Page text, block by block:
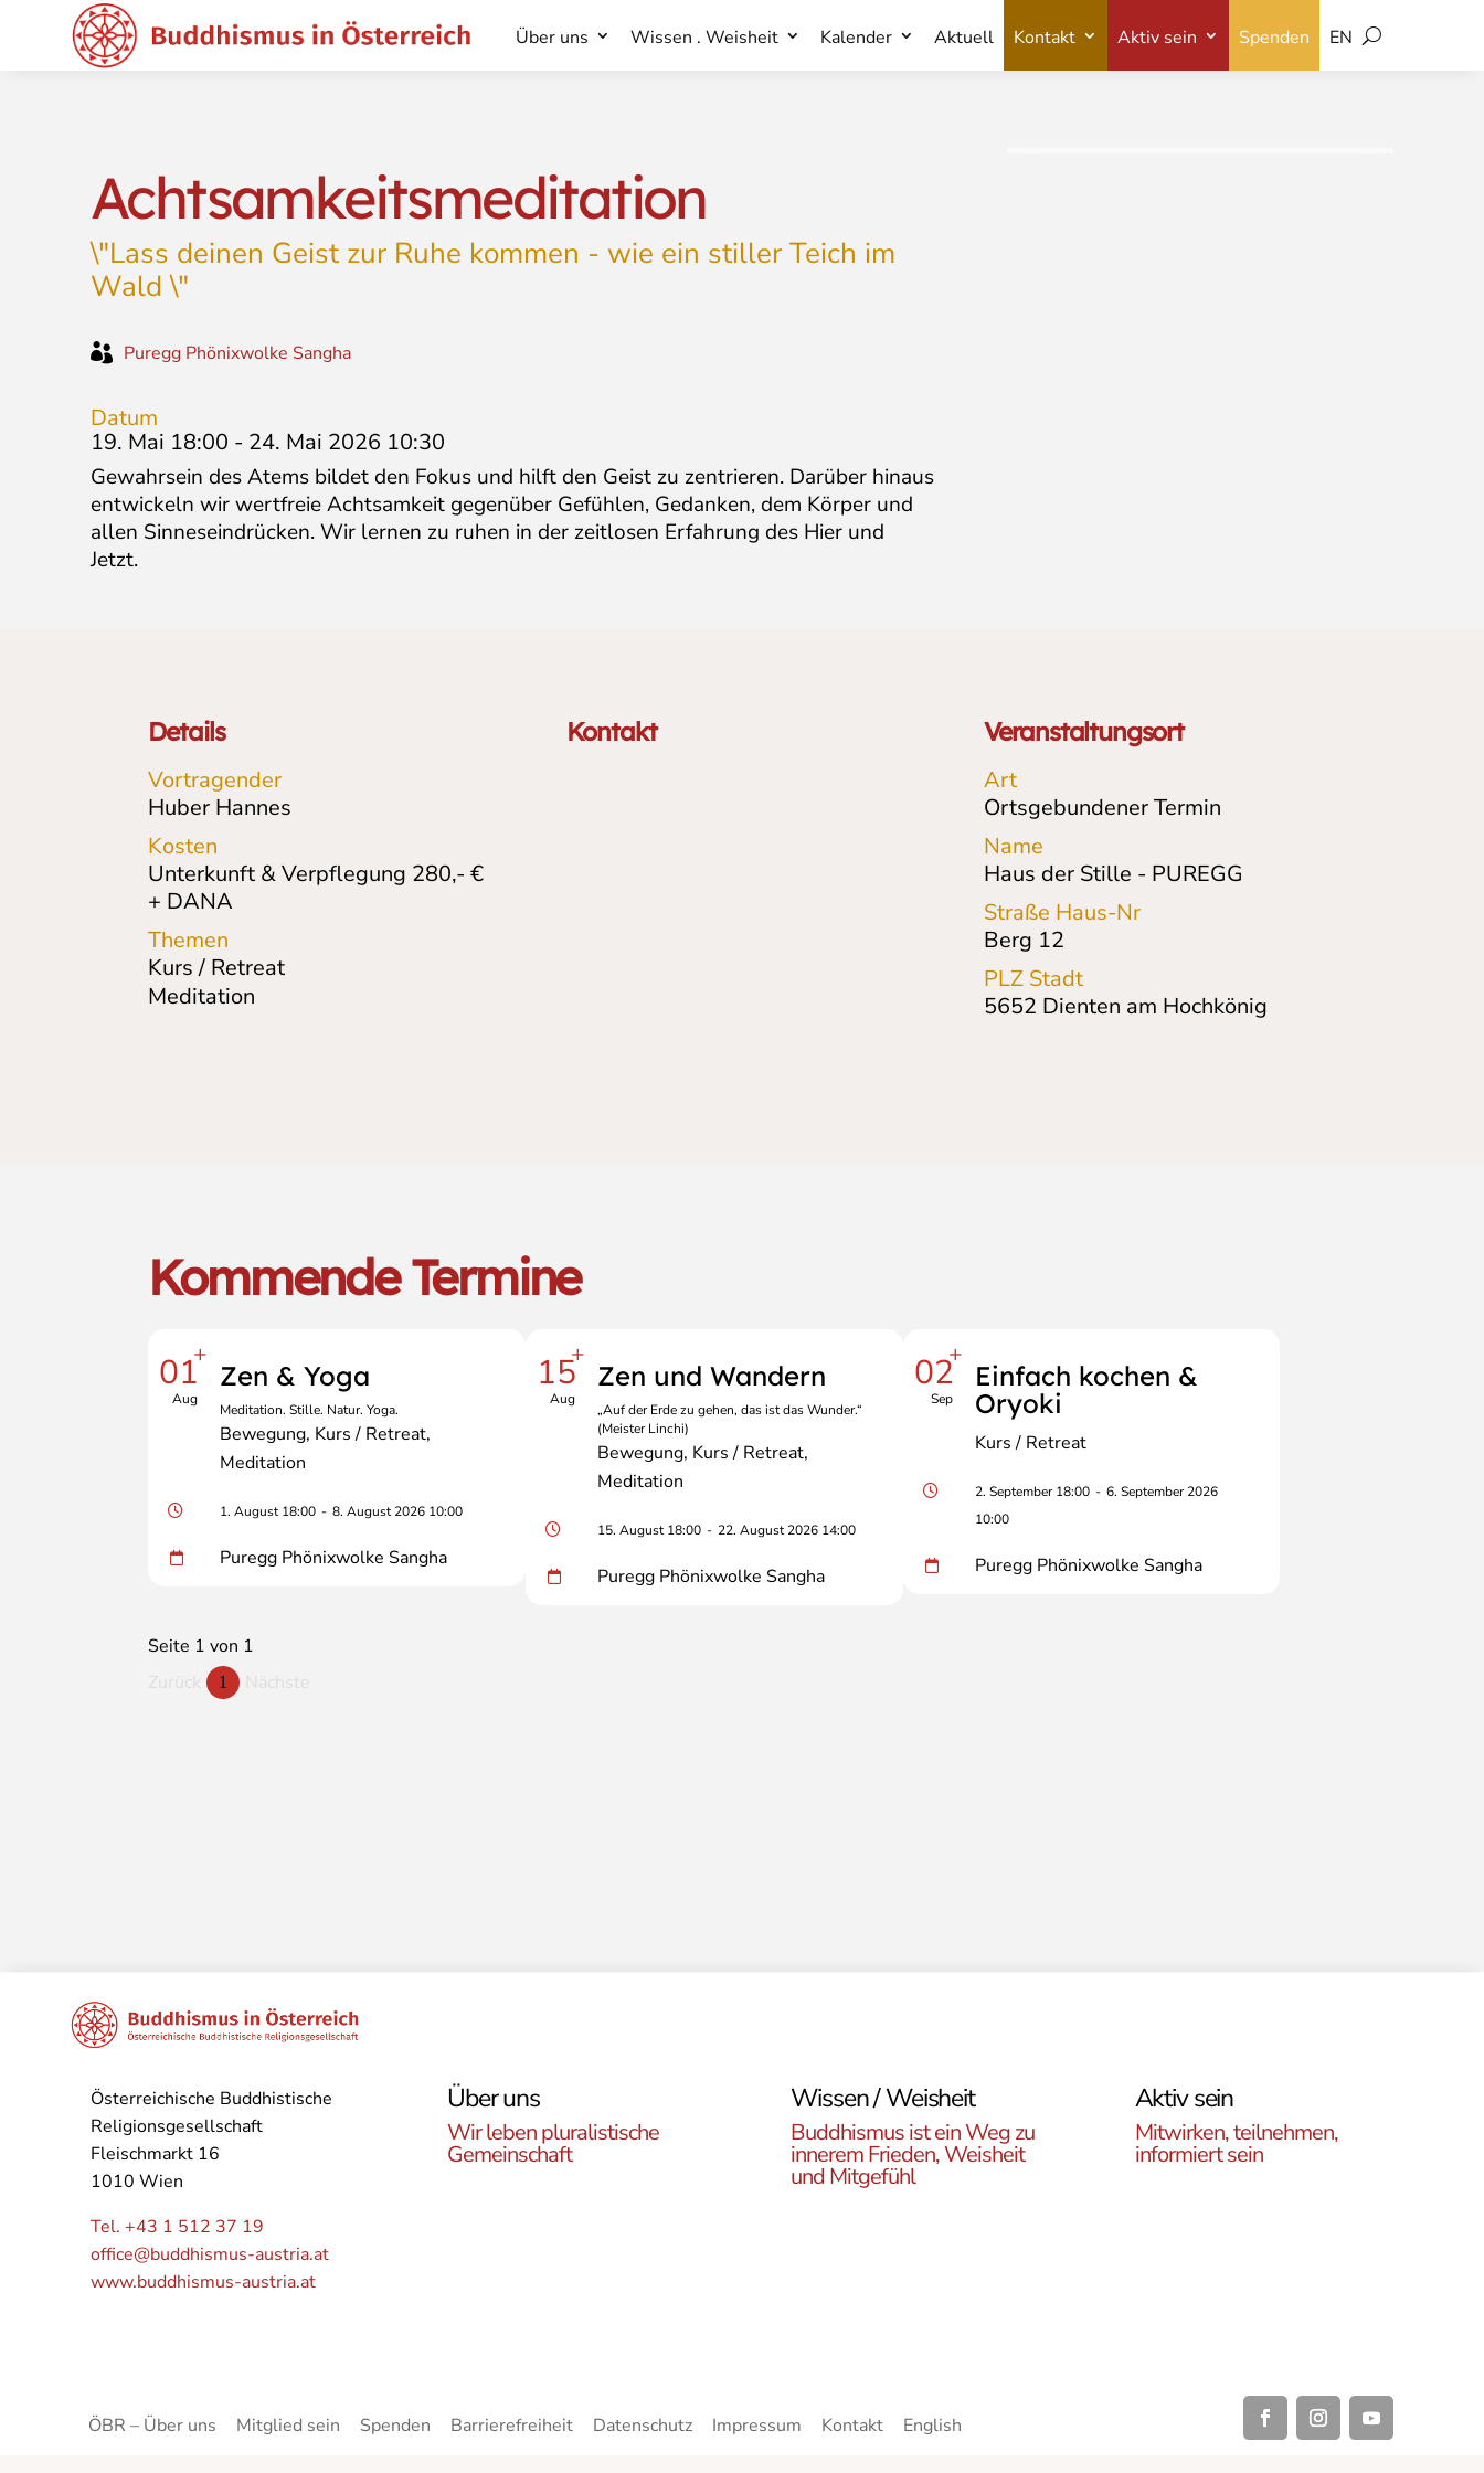
Über uns Wissen . Weisheit Kalender Aktuell Kontakt Aktiv sein Spenden EN
Über uns Wissen . Weisheit Kalender Aktuell Kontakt Aktiv sein Spenden EN
Achtsamkeitsmeditation
\"Lass deinen Geist zur Ruhe kommen - wie ein stiller Teich im
Wald \"
 Puregg Phönixwolke Sangha
Datum
19. Mai 18:00 - 24. Mai 2026 10:30
Gewahrsein des Atems bildet den Fokus und hilft den Geist zu zentrieren. Darüber hinaus
entwickeln wir wertfreie Achtsamkeit gegenüber Gefühlen, Gedanken, dem Körper und
allen Sinneseindrücken. Wir lernen zu ruhen in der zeitlosen Erfahrung des Hier und
Jetzt.
Details
Vortragender
Huber Hannes
Kosten
Unterkunft & Verpflegung 280,- €
+ DANA
Themen
Kurs / Retreat
Meditation
Kontakt Veranstaltungsort
Art
Ortsgebundener Termin
Name
Haus der Stille - PUREGG
Straße Haus-Nr
Berg 12
PLZ Stadt
5652 Dienten am Hochkönig
Kommende Termine
01+
Aug
Zen & Yoga
Meditation. Stille. Natur. Yoga.
Bewegung Kurs / Retreat
Meditation
1. August 18:00 - 8. August 2026 10:00
Puregg Phönixwolke Sangha
15+
Aug
Zen und Wandern
„Auf der Erde zu gehen, das ist das Wunder.“
(Meister Linchi)
Bewegung Kurs / Retreat
Meditation
15. August 18:00 - 22. August 2026 14:00
Puregg Phönixwolke Sangha
02+
Sep
Einfach kochen &
Oryoki
Kurs / Retreat
2. September 18:00 - 6. September 2026
10:00
Puregg Phönixwolke Sangha
Seite 1 von 1
1
Österreichische Buddhistische
Religionsgesellschaft
Fleischmarkt 16
1010 Wien
Tel. +43 1 512 37 19
office@buddhismus-austria.at
www.buddhismus-austria.at
Über uns
Wir leben pluralistische
Gemeinschaft
Wissen / Weisheit
Buddhismus ist ein Weg zu
innerem Frieden, Weisheit
und Mitgefühl
Aktiv sein
Mitwirken, teilnehmen,
informiert sein
ÖBR – Über uns Mitglied sein Spenden Barrierefreiheit Datenschutz Impressum Kontakt English